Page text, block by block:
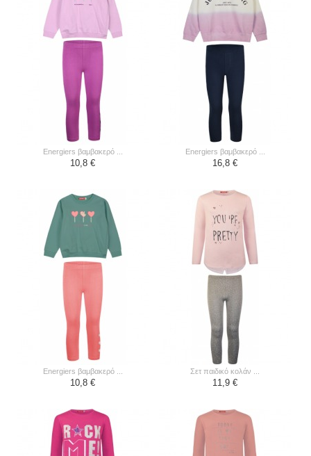
energiers βαμβακερό ...
10,8 €
energiers βαμβακερό ...
16,8 €
energiers βαμβακερό ...
10,8 €
σετ παιδικό κολάν ...
11,9 €